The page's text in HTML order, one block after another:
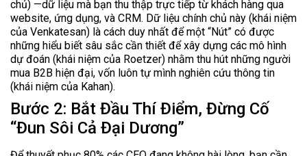
chủ) —dữ liệu mà bạn thu thập trực tiếp từ khách hàng qua
website, ứng dụng, và CRM. Dữ liệu chính chủ này (khái niệm
của Venkatesan) là cách duy nhất để một “Nút” có được
những hiểu biết sâu sắc cần thiết để xây dựng các mô hình
dự đoán (khái niệm của Roetzer) nhằm thu hút những người
mua B2B hiện đại, vốn luôn tự mình nghiên cứu thông tin
(khái niệm của Kahan).
Bước 2: Bắt Đầu Thí Điểm, Đừng Cố
“Đun Sôi Cả Đại Dương”